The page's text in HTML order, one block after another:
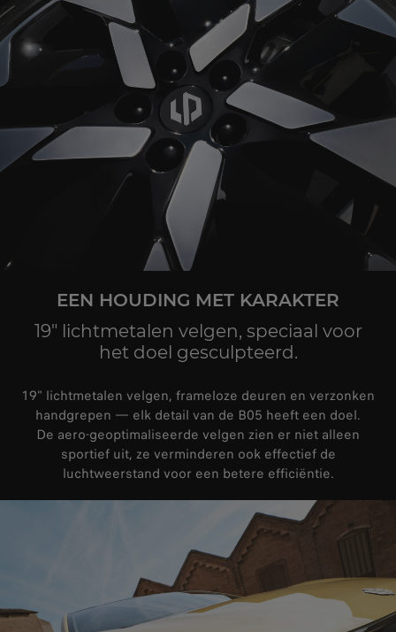
EEN HOUDING MET KARAKTER
19" lichtmetalen velgen, speciaal voor
het doel gesculpteerd.
19" lichtmetalen velgen, frameloze deuren en verzonken
handgrepen — elk detail van de B05 heeft een doel.
De aero‑geoptimaliseerde velgen zien er niet alleen
sportief uit, ze verminderen ook effectief de
luchtweerstand voor een betere efficiëntie.